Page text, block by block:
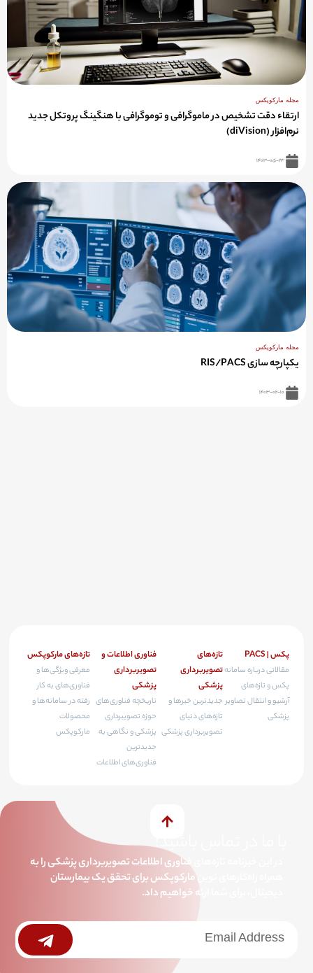
مجله مارکوپکس
ارتقاء دقت تشخیص در ماموگرافی و توموگرافی با هنگینگ پروتکل جدید
نرم‌افزار (diVision)
مجله مارکوپکس
یکپارچه سازی RIS/PACS
پکس | PACS
مقالاتی درباره سامانه
پکس و تازه‌های
آرشیو و انتقال تصاویر
پزشکی
تازه‌های
تصویربرداری
پزشکی
جدیدترین خبرها و
تازه‌های دنیای
تصویربرداری پزشکی
فناوری اطلاعات و
تصویربرداری
پزشکی
تاریخچه فناوری‌های
حوزه تصویبرداری
پزشکی و نگاهی به
جدیدترین
فناوری‌های اطلاعات
تازه‌های مارکوپکس
معرفی ویژگی‌ها و
فناوری‌های به کار
رفته در سامانه‌ها و
محصولات
مارکوپکس
با ما در تماس باشید!
در این خبرنامه تازه‌های فناوری اطلاعات تصویربرداری پزشکی را به
همراه راه‌کارهای نوین مارکوپکس برای تحقق یک بیمارستان
دیجیتال، برای شما ارئه خواهیم داد.
خبرنامه
جامع Submit